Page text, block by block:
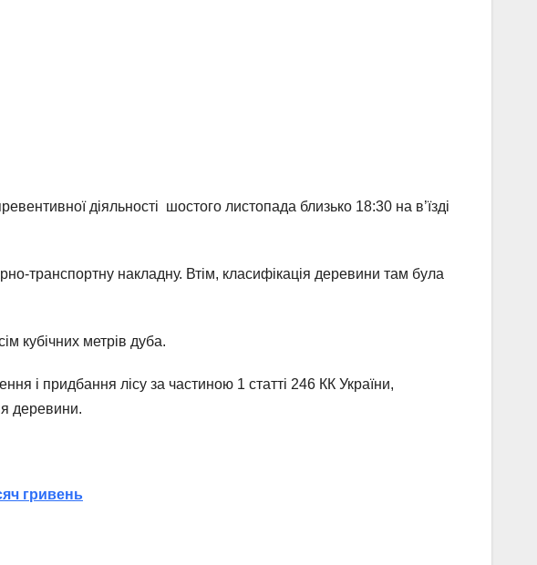
діяльності шостого листопада близько 18:30 на в’їзді
транспортну накладну. Втім, класифікація деревини там була
кубічних метрів дуба.
і придбання лісу за частиною 1 статті 246 КК України,
деревини.
гривень